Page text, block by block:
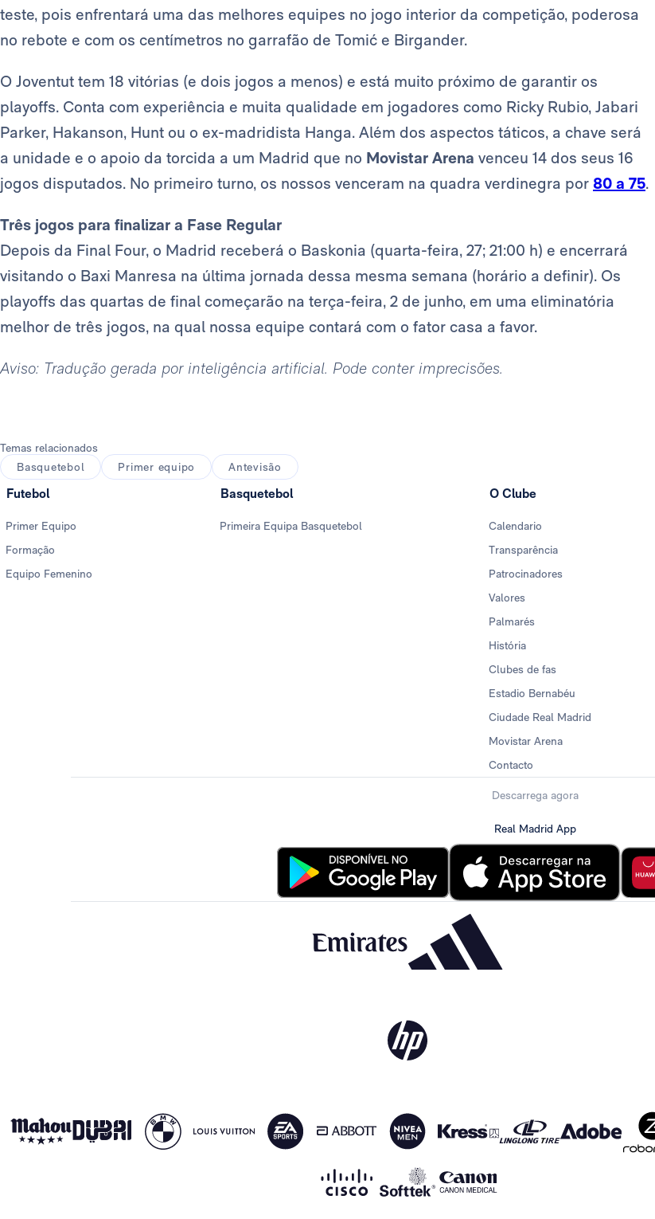
teste, pois enfrentará uma das melhores equipes no jogo interior da competição, poderosa
no rebote e com os centímetros no garrafão de Tomić e Birgander.
O Joventut tem 18 vitórias (e dois jogos a menos) e está muito próximo de garantir os
playoffs. Conta com experiência e muita qualidade em jogadores como Ricky Rubio, Jabari
Parker, Hakanson, Hunt ou o ex-madridista Hanga. Além dos aspectos táticos, a chave será
a unidade e o apoio da torcida a um Madrid que no Movistar Arena venceu 14 dos seus 16
jogos disputados. No primeiro turno, os nossos venceram na quadra verdinegra por 80 a 75.
Três jogos para finalizar a Fase Regular
Depois da Final Four, o Madrid receberá o Baskonia (quarta-feira, 27; 21:00 h) e encerrará
visitando o Baxi Manresa na última jornada dessa mesma semana (horário a definir). Os
playoffs das quartas de final começarão na terça-feira, 2 de junho, em uma eliminatória
melhor de três jogos, na qual nossa equipe contará com o fator casa a favor.
Aviso: Tradução gerada por inteligência artificial. Pode conter imprecisões.
Temas relacionados
Basquetebol
Primer equipo Antevisão
Futebol
Primer Equipo
Formação
Equipo Femenino
Basquetebol
Primeira Equipa Basquetebol
O Clube
Calendario
Transparência
Patrocinadores
Valores
Palmarés
História
Clubes de fas
Estadio Bernabéu
Ciudade Real Madrid
Movistar Arena
Contacto
Descarrega agora
Real Madrid App